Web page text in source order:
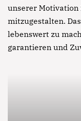
unserer Motivation
mitzugestalten.
lebenswert zu
garantieren und